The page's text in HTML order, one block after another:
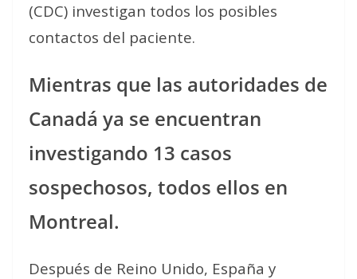
(CDC) investigan todos los posibles
contactos del paciente.
Mientras que las autoridades de
Canadá ya se encuentran
investigando 13 casos
sospechosos, todos ellos en
Montreal.
Después de Reino Unido, España y